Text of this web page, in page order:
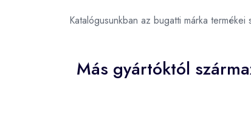
Katalógusunkban az bugatti márka
Más gyártóktól